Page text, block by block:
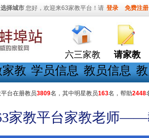
选择城市 您好，欢迎来63家教平台！请 登录 免费注册
六三家教 请家教
教 学员信息 教员信息
台在册教员3809名，其中明星教员163名，帮助2448
家教平台家教老师——